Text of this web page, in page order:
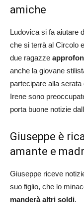
amiche
Ludovica si fa aiutare
che si terrà al Circolo
due ragazze
anche la giovane
partecipare alla
Irene sono
porta buone notizie
Giuseppe è
amante e
Giuseppe riceve
suo figlio, che lo
manderà altri soldi.